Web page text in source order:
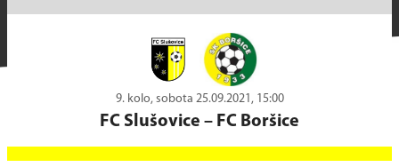
9. kolo, sobota 25.09.2021, 15:00
FC Slušovice – FC Boršice